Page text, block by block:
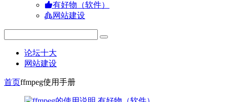
有好物（软件）
网站建设
论坛十大
网站建设
首页ffmpeg使用手册